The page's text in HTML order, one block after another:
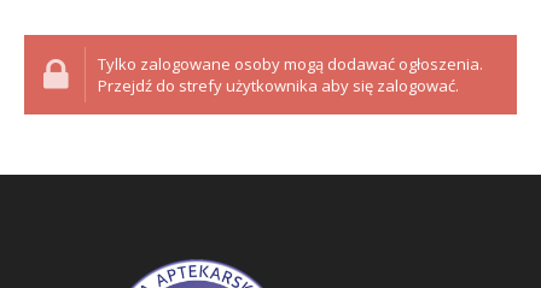
Tylko zalogowane osoby mogą dodawać ogłoszenia.
Przejdź do strefy użytkownika aby się zalogować.